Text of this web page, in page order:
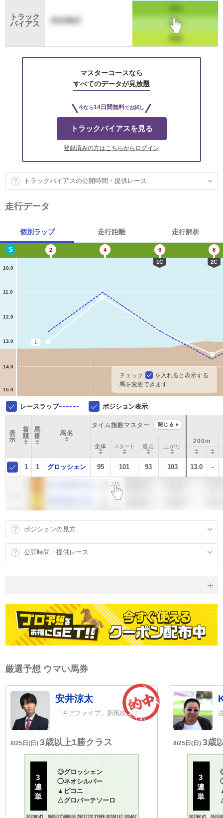
トラック
バイアス
マスターコースなら
すべてのデータが見放題
今なら14日間無料でお試し
トラックバイアスを見る
登録済みの方はこちらからログイン
トラックバイアスの公開時間・提供レース
走行データ
個別ラップ 走行距離 走行解析
10.0
11.0
12.0
13.0
14.0
15.0
S 2 4 6
1C
8
2C
1
チェック
を入れると表示する
馬を変更できます
レースラップ ポジション表示
表
示
着
順
馬
番
馬名
タイム指数マスター 閉じる
全体 スタート 追走 上がり
200m
1 1 グロッシェン 95 101 93 103 13.0 -
ポジションの見方
公開時間・提供レース
厳選予想 ウマい馬券
安井涼太
「ギアファイブ」新風吹かす
8/25日(日) 3歳以上1勝クラス
3
連
単
◎グロッシェン
◯ネオシルバー
▲ ピコニ
△グロバーテソーロ
8/25日(日) 3歳
3
連
単